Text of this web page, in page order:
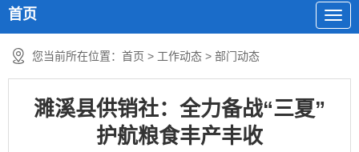
首页
您当前所在位置： 首页 > 工作动态 > 部门动态
濉溪县供销社：全力备战“三夏”
护航粮食丰产丰收